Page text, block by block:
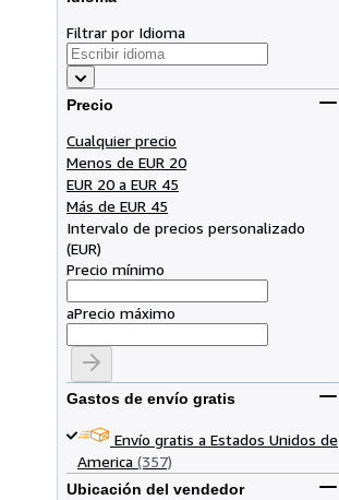
Filtrar por Idioma
Precio
Cualquier precio
Menos de EUR 20
EUR 20 a EUR 45
Más de EUR 45
Intervalo de precios personalizado
(EUR)
Precio mínimo
aPrecio máximo
Gastos de envío gratis
Envío gratis a Estados Unidos de
America (357)
Ubicación del vendedor